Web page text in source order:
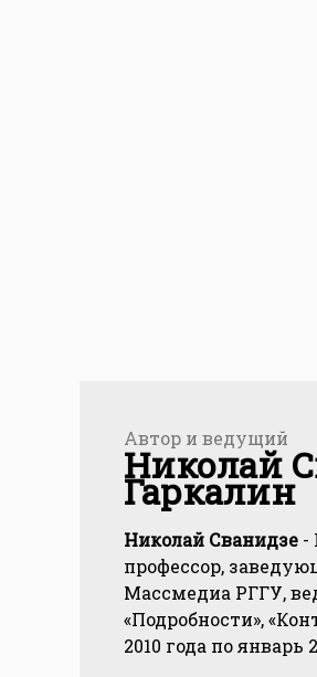
Автор и ведущий
Николай
Гаркалин
Николай Сванидзе -
профессор,
Массмедиа РГГУ,
«Подробности»,
2010 года по январь